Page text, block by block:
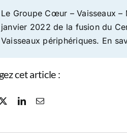
Le Groupe Cœur – Vaisseaux –
janvier 2022 de la fusion du
Vaisseaux périphériques. En
cet article :